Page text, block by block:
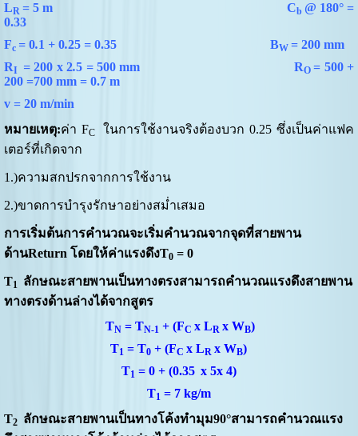
LR = 5 m Cb @ 180° =
0.33
Fc = 0.1 + 0.25= 0.35 BW = 200 mm
RI =200 x 2.5 =500 mm RO= 500 +
200 =700 mm = 0.7 m
v = 20 m/min
หมายเหตุ:ค่า FC
ในการใช้งานจริงต้องบวก 0.25 ซึ่งเป็นค่าแฟค
เตอร์ที่เกิดจาก
1.)ความสกปรกจากการใช้งาน
2.)ขาดการบำรุงรักษาอย่างสม่ำเสมอ
การเริ่มต้นการคำนวณจะเริ่มคำนวณจากจุดที่สายพาน
ด้านReturn โดยให้ค่าแรงดึงT0= 0
T1 ลักษณะสายพานเป็นทางตรงสามารถคำนวณแรงดึงสายพาน
ทางตรงด้านล่างได้จากสูตร
TN = TN-1 + (FCx LRx WB)
T1 = T0 + (FCx LRx WB)
T1 = 0 + (0.35 x 5x 4)
T1 =7 kg/m
T2 ลักษณะสายพานเป็นทางโค้งทำมุม90°สามารถคำนวณแรง